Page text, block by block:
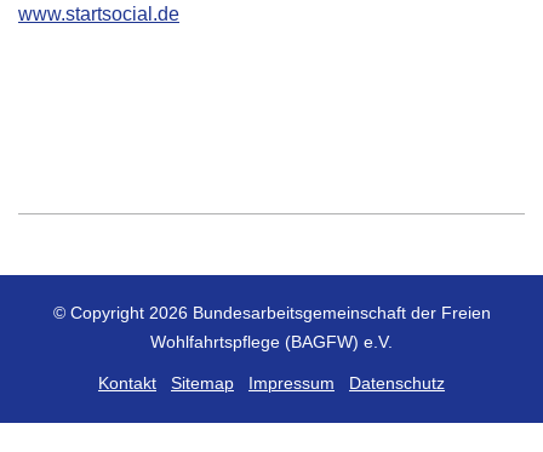
www.startsocial.de
© Copyright 2026 Bundesarbeitsgemeinschaft der Freien
Wohlfahrtspflege (BAGFW) e.V.
Kontakt Sitemap Impressum Datenschutz